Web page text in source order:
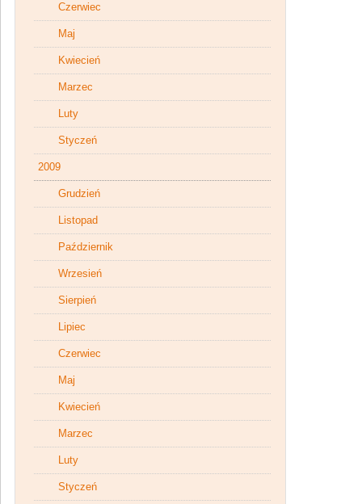
Czerwiec
Maj
Kwiecień
Marzec
Luty
Styczeń
2009
Grudzień
Listopad
Październik
Wrzesień
Sierpień
Lipiec
Czerwiec
Maj
Kwiecień
Marzec
Luty
Styczeń